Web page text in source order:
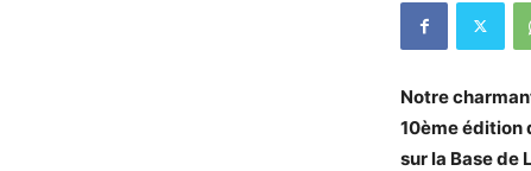
Notre
10ème édition
sur la Base de